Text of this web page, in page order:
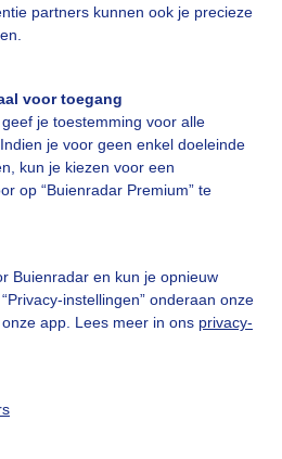
partners kunnen ook je precieze
voor toegang
je toestemming voor alle
je voor geen enkel doeleinde
kun je kiezen voor een
op “Buienradar Premium” te
Buienradar en kun je opnieuw
instellingen” onderaan onze
app. Lees meer in ons privacy-